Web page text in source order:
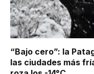
“Bajo cero”: la
las ciudades más